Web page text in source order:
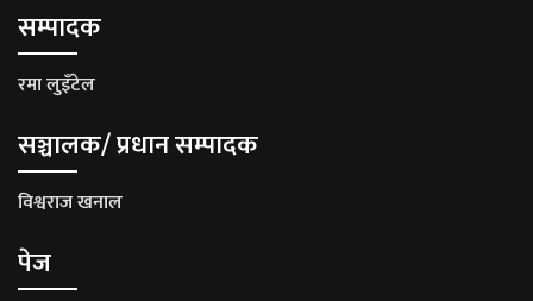
सम्पादक
रमा लुइँटेल
सञ्चालक/ प्रधान सम्पादक
विश्वराज खनाल
पेज